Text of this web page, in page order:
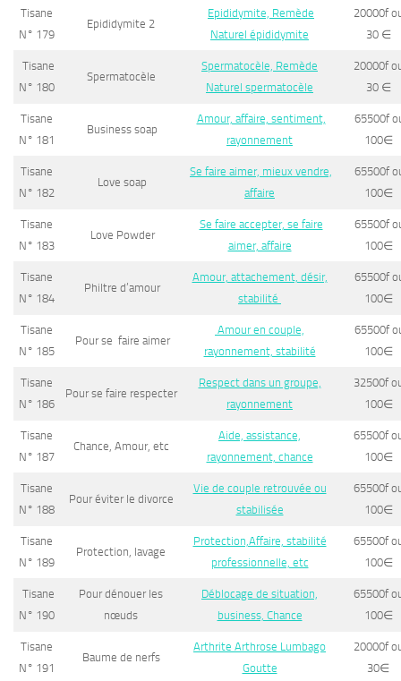
Tisane
N° 179
Epididymite 2
Epididymite, Remède
Naturel épididymite
20000f
30 ∈
Tisane
N° 180
Spermatocèle
Spermatocèle, Remède
Naturel spermatocèle
20000f
30 ∈
Tisane
N° 181
Business soap
Amour, affaire, sentiment,
rayonnement
65500f
100∈
Tisane
N° 182
Love soap
Se faire aimer, mieux vendre,
affaire
65500f
100∈
Tisane
N° 183
Love Powder
Se faire accepter, se faire
aimer, affaire
65500f
100∈
Tisane
N° 184
Philtre d’amour
Amour, attachement, désir,
stabilité
65500f
100∈
Tisane
N° 185
Pour se faire aimer
Amour en couple,
rayonnement, stabilité
65500f
100∈
Tisane
N° 186
Pour se faire respecter
Respect dans un groupe,
rayonnement
32500f
100∈
Tisane
N° 187
Chance, Amour, etc
Aide, assistance,
rayonnement, chance
65500f
100∈
Tisane
N° 188
Pour éviter le divorce
Vie de couple retrouvée ou
stabilisée
65500f
100∈
Tisane
N° 189
Protection, lavage
Protection,Affaire, stabilité
professionnelle, etc
65500f
100∈
Tisane
N° 190
Pour dénouer les
nœuds
Déblocage de situation,
business, Chance
65500f
100∈
Tisane
N° 191
Baume de nerfs
Arthrite Arthrose Lumbago
Goutte
20000f
30∈